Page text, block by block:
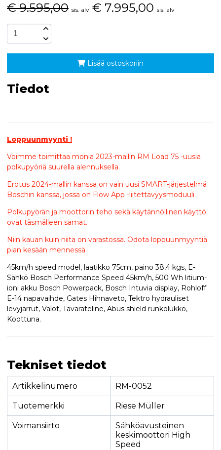
€ 9.595,00 sis. alv € 7.995,00 sis. alv
Lisää ostoskoriin
Tiedot
Loppuunmyynti !
Voimme toimittaa monia 2023-mallin RM Load 75 -uusia
polkupyöriä suurella alennuksella.
Erotus 2024-mallin kanssa on vain uusi SMART-järjestelmä
Boschin kanssa, jossa on Flow App -liitettävyysmoduuli.
Polkupyörän ja moottorin teho sekä käytännöllinen käyttö
ovat täsmälleen samat.
Niin kauan kuin niitä on varastossa. Odota loppuunmyyntiä
pian kesään mennessä.
45km/h speed model, laatikko 75cm, paino 38,4 kgs, E-
Sähkö Bosch Performance Speed 45km/h, 500 Wh litium-
ioni akku Bosch Powerpack, Bosch Intuvia display, Rohloff
E-14 napavaihde, Gates Hihnaveto, Tektro hydrauliset
levyjarrut, Valot, Tavarateline, Abus shield runkolukko,
Koottuna.
Tekniset tiedot
Artikkelinumero RM-0052
Tuotemerkki Riese Müller
Voimansiirto
Sähköavusteinen
keskimoottori High
Speed